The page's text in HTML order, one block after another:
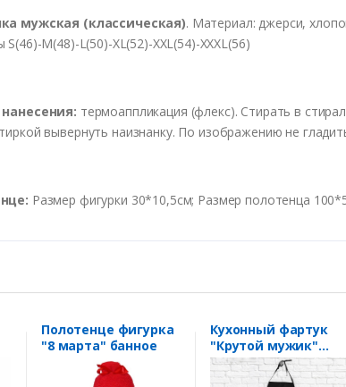
мужская (классическая). Материал: джерси,
S(46)-M(48)-L(50)-XL(52)-XXL(54)-XXXL(56)
термоаппликация (флекс). Стирать в
вывернуть наизнанку. По изображению не
Размер фигурки 30*10,5см; Размер полотенца
Полотенце фигурка
"8 марта" банное
Кухонный фартук
"Крутой мужик"
джек